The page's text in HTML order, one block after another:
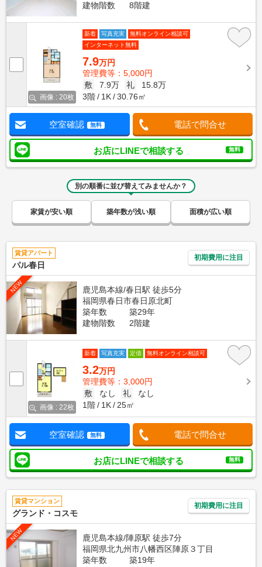
建物階数
8階建
画像 : 20枚
新着 写真充実
無料オンライン相談可
インターネット無料
7.9万円
管理費等：5,000円
敷
7.9万 礼
15.8万
3階
1K 30.76㎡
空室確認 無料 電話で問合せ
お店にLINEで相談する 無料
別の順番に並び替えてみませんか？
家賃が安い順 築年数が浅い順 面積が広い順
賃貸アパート
パル春日
初期費用に注目
NEW
鹿児島本線/春日駅 徒歩5分
福岡県春日市春日原北町
築年数
築29年
建物階数
2階建
画像 : 22枚
新着 写真充実 定借 無料オンライン相談可
3.2万円
管理費等：3,000円
敷
なし 礼
なし
1階
1K 25㎡
空室確認 無料 電話で問合せ
お店にLINEで相談する 無料
賃貸マンション
グランド・コスモ
初期費用に注目
NEW
鹿児島本線/陣原駅 徒歩7分
福岡県北九州市八幡西区陣原３丁目
築年数
築19年